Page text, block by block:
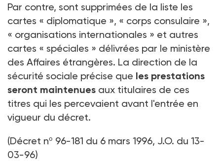
Par contre, sont supprimées de la liste les
cartes « diplomatique », « corps consulaire »,
« organisations internationales » et autres
cartes « spéciales » délivrées par le ministère
des Affaires étrangères. La direction de la
sécurité sociale précise que les prestations
seront maintenues aux titulaires de ces
titres qui les percevaient avant l'entrée en
vigueur du décret.
(Décret nº 96-181 du 6 mars 1996, J.O. du 13-
03-96)